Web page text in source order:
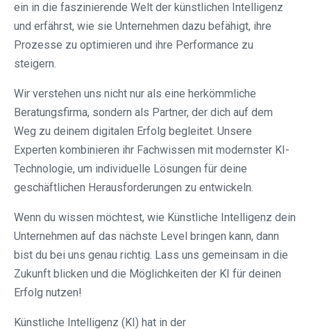
ein in die faszinierende Welt der künstlichen Intelligenz
und erfährst, wie sie Unternehmen dazu befähigt, ihre
Prozesse zu optimieren und ihre Performance zu
steigern.
Wir verstehen uns nicht nur als eine herkömmliche
Beratungsfirma, sondern als Partner, der dich auf dem
Weg zu deinem digitalen Erfolg begleitet. Unsere
Experten kombinieren ihr Fachwissen mit modernster KI-
Technologie, um individuelle Lösungen für deine
geschäftlichen Herausforderungen zu entwickeln.
Wenn du wissen möchtest, wie Künstliche Intelligenz dein
Unternehmen auf das nächste Level bringen kann, dann
bist du bei uns genau richtig. Lass uns gemeinsam in die
Zukunft blicken und die Möglichkeiten der KI für deinen
Erfolg nutzen!
Künstliche Intelligenz (KI) hat in der